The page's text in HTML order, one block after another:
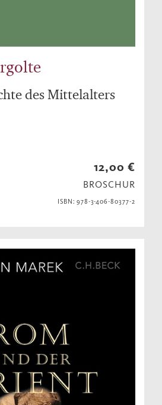
des Mittelalters
12,00 €
BROSCHUR
ISBN: 978-3-406-80377-2